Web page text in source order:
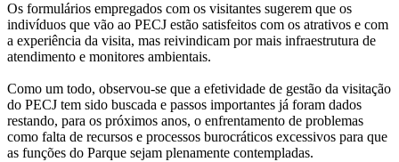
Os formulários empregados com os visitantes sugerem que os
indivíduos que vão ao PECJ estão satisfeitos com os atrativos e com
a experiência da visita, mas reivindicam por mais infraestrutura de
atendimento e monitores ambientais.
Como um todo, observou-se que a efetividade de gestão da visitação
do PECJ tem sido buscada e passos importantes já foram dados
restando, para os próximos anos, o enfrentamento de problemas
como falta de recursos e processos burocráticos excessivos para que
as funções do Parque sejam plenamente contempladas.